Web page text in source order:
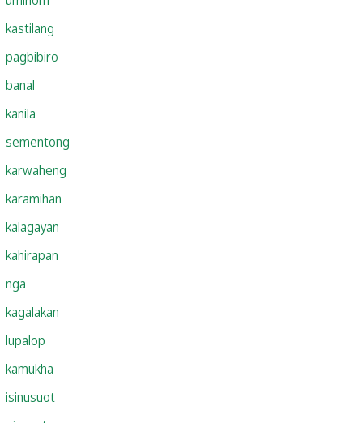
kastilang
pagbibiro
banal
kanila
sementong
karwaheng
karamihan
kalagayan
kahirapan
nga
kagalakan
lupalop
kamukha
isinusuot